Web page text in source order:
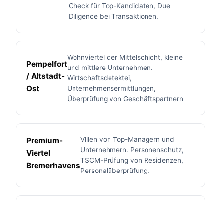
Check für Top-Kandidaten, Due
Diligence bei Transaktionen.
Pempelfort
/ Altstadt-
Ost
Wohnviertel der Mittelschicht, kleine
und mittlere Unternehmen.
Wirtschaftsdetektei,
Unternehmensermittlungen,
Überprüfung von Geschäftspartnern.
Premium-
Viertel
Bremerhavens
Villen von Top-Managern und
Unternehmern. Personenschutz,
TSCM-Prüfung von Residenzen,
Personalüberprüfung.